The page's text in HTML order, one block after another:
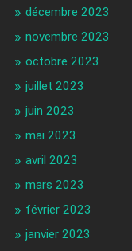
décembre 2023
novembre 2023
octobre 2023
juillet 2023
juin 2023
mai 2023
avril 2023
mars 2023
février 2023
janvier 2023